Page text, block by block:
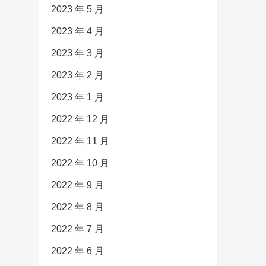
2023 年 5 月
2023 年 4 月
2023 年 3 月
2023 年 2 月
2023 年 1 月
2022 年 12 月
2022 年 11 月
2022 年 10 月
2022 年 9 月
2022 年 8 月
2022 年 7 月
2022 年 6 月